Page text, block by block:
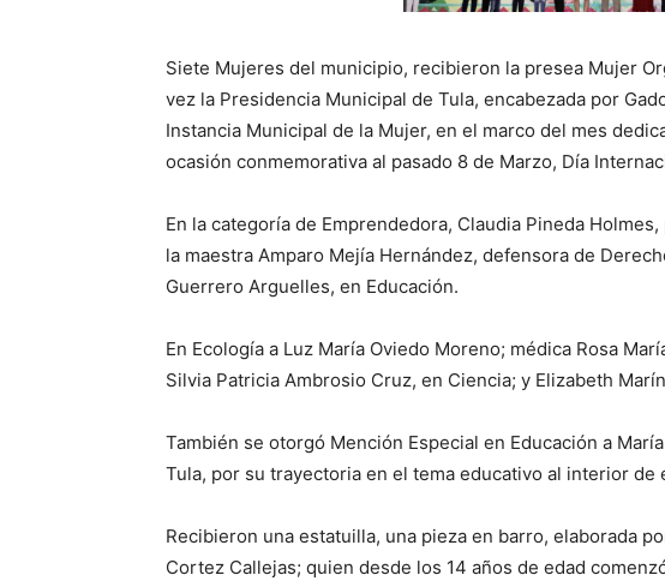
Siete Mujeres del municipio, recibieron la presea Mujer
vez la Presidencia Municipal de Tula, encabezada por
Instancia Municipal de la Mujer, en el marco del mes
ocasión conmemorativa al pasado 8 de Marzo, Día
En la categoría de Emprendedora, Claudia Pineda
la maestra Amparo Mejía Hernández, defensora de
Guerrero Arguelles, en Educación.
En Ecología a Luz María Oviedo Moreno; médica Rosa
Silvia Patricia Ambrosio Cruz, en Ciencia; y Elizabeth
También se otorgó Mención Especial en Educación a
Tula, por su trayectoria en el tema educativo al interior de
Recibieron una estatuilla, una pieza en barro, elaborada
Cortez Callejas; quien desde los 14 años de edad